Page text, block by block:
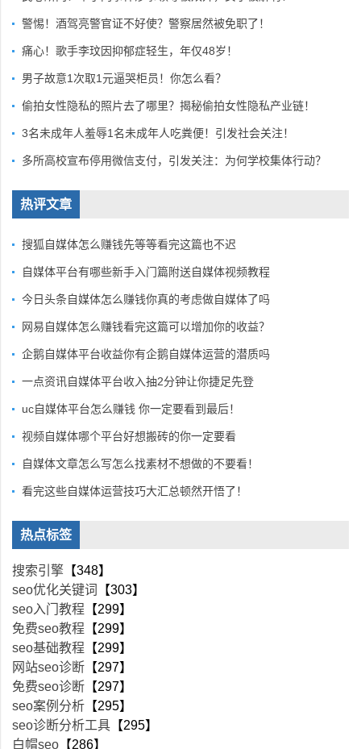
警惕！酒驾亮警官证不好使？警察居然被免职了！
痛心！歌手李玟因抑郁症轻生，年仅48岁！
男子故意1次取1元逼哭柜员！你怎么看？
偷拍女性隐私的照片去了哪里？揭秘偷拍女性隐私产业链！
3名未成年人羞辱1名未成年人吃粪便！引发社会关注！
多所高校宣布停用微信支付，引发关注：为何学校集体行动？
热评文章
搜狐自媒体怎么赚钱先等等看完这篇也不迟
自媒体平台有哪些新手入门篇附送自媒体视频教程
今日头条自媒体怎么赚钱你真的考虑做自媒体了吗
网易自媒体怎么赚钱看完这篇可以增加你的收益？
企鹅自媒体平台收益你有企鹅自媒体运营的潜质吗
一点资讯自媒体平台收入抽2分钟让你捷足先登
uc自媒体平台怎么赚钱 你一定要看到最后！
视频自媒体哪个平台好想搬砖的你一定要看
自媒体文章怎么写怎么找素材不想做的不要看！
看完这些自媒体运营技巧大汇总顿然开悟了！
热点标签
搜索引擎 【348】
seo优化关键词
【303】
seo入门教程 【299】
免费seo教程 【299】
seo基础教程 【299】
网站seo诊断 【297】
免费seo诊断 【297】
seo案例分析 【295】
seo诊断分析工具 【295】
白帽seo 【286】